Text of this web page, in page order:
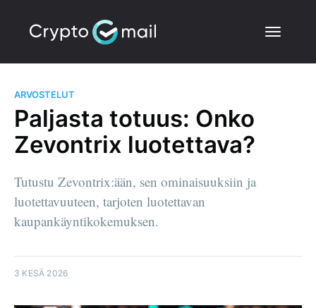
ARVOSTELUT
Paljasta totuus: Onko
Zevontrix luotettava?
Tutustu Zevontrix:ään, sen ominaisuuksiin ja
luotettavuuteen, tarjoten luotettavan
kaupankäyntikokemuksen.
3 KESÄ 2026